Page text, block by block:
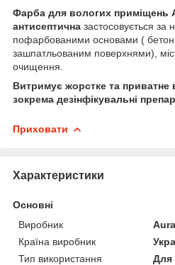
Фарба для вологих приміщень
антисептична застосовується
пофарбованими основами ( бетон,
зашпатльованим поверхнями),
очищення.
Витримує жорстке та приватне
зокрема дезінфікувальні
Приховати
Характеристики
Основні
Виробник
Aura
Країна виробник
Тип використання
Для